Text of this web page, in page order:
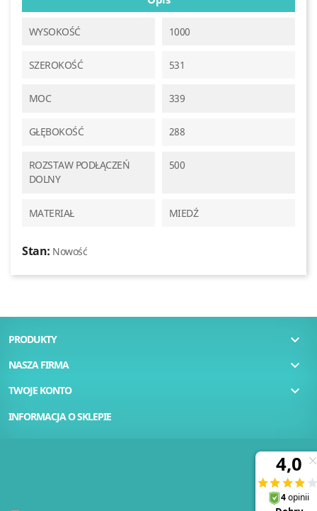
WYSOKOŚĆ 1000
SZEROKOŚĆ 531
MOC 339
GŁĘBOKOŚĆ 288
ROZSTAW PODŁĄCZEŃ
DOLNY
500
MATERIAŁ MIEDŹ
Stan: Nowość
PRODUKTY 
NASZA FIRMA 
TWOJE KONTO 
INFORMACJA O SKLEPIE